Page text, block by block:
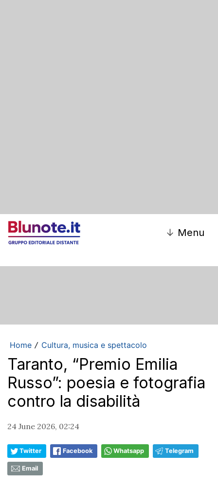
↓ Menu
Home / Cultura, musica e spettacolo
Taranto, “Premio Emilia
Russo”: poesia e fotografia
contro la disabilità
24 June 2026, 02:24
Twitter Facebook Whatsapp Telegram
Email